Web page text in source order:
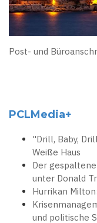
Post- und
PCLMedia+
"Drill, Baby,
Weiße Haus
Der
unter Donald
Hurrikan
und politische